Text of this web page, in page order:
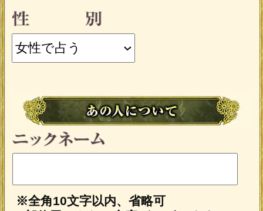
「一部無料で鑑定する」
ます。
こちらのメニューは会員割引対象メニ
会員の方は会員価格1,320円(税込)/1回が
必要です。
会員以外の方のご利用には通常価格
1,650円(税込)/1回
※ご購入時に会員IDでログイン済みの場
占う前に内容のご確認をお願いします。
ご購入いただくと、サービス・コンテ
ンツの利用料金が発生します。